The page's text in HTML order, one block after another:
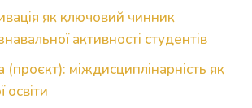
як ключовий чинник
активності студентів
(проєкт): міждисциплінарність як
освіти